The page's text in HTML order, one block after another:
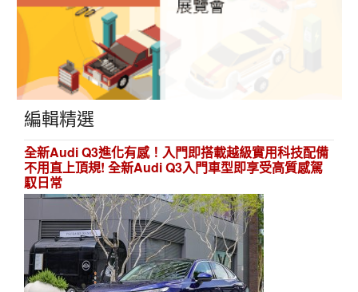
編輯精選
全新Audi Q3進化有感！入門即搭載越級實用科技配備
不用直上頂規! 全新Audi Q3入門車型即享受高質感駕
馭日常